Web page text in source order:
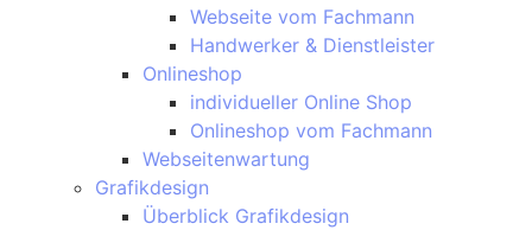
Webseite vom Fachmann
Handwerker & Dienstleister
Onlineshop
individueller Online Shop
Onlineshop vom Fachmann
Webseitenwartung
Grafikdesign
Überblick Grafikdesign